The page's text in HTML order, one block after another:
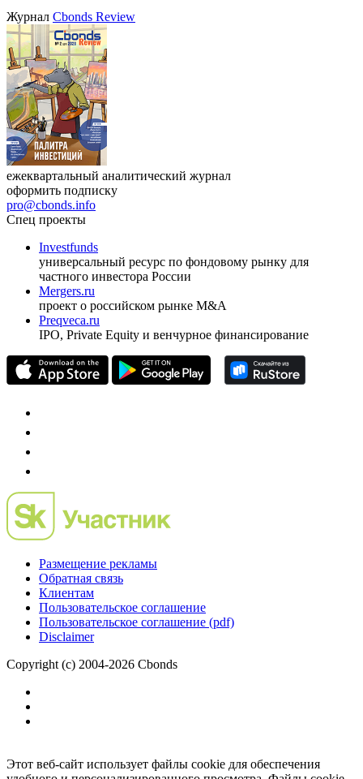
Журнал Cbonds Review
ежеквартальный аналитический журнал
оформить подписку
pro@cbonds.info
Спец проекты
Investfunds
универсальный ресурс по фондовому рынку для
частного инвестора России
Mergers.ru
проект о российском рынке M&A
Preqveca.ru
IPO, Private Equity и венчурное финансирование
Размещение рекламы
Обратная связь
Клиентам
Пользовательское соглашение
Пользовательское соглашение (pdf)
Disclaimer
Copyright (c) 2004-2026 Cbonds
Этот веб-сайт использует файлы cookie для обеспечения